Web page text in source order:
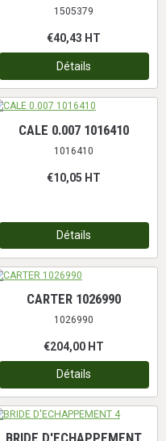
1505379
€40,43 HT
Détails
CALE 0.007 1016410
1016410
€10,05 HT
Détails
CARTER 1026990
1026990
€204,00 HT
Détails